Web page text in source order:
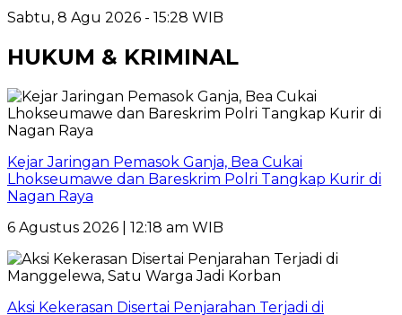
Sabtu, 8 Agu 2026 - 15:28 WIB
HUKUM & KRIMINAL
Kejar Jaringan Pemasok Ganja, Bea Cukai
Lhokseumawe dan Bareskrim Polri Tangkap Kurir di
Nagan Raya
6 Agustus 2026 | 12:18 am WIB
Aksi Kekerasan Disertai Penjarahan Terjadi di